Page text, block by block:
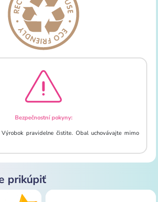
Bezpečnostní pokyny:
Výrobok pravidelne čistite. Obal uchovávajte mimo
prikúpiť